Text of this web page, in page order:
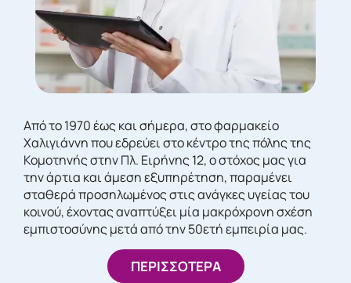
Από το 1970 έως και σήμερα, στο φαρμακείο
Χαλιγιάννη που εδρεύει στο κέντρο της πόλης της
Κομοτηνής στην Πλ. Ειρήνης 12, ο στόχος μας για
την άρτια και άμεση εξυπηρέτηση, παραμένει
σταθερά προσηλωμένος στις ανάγκες υγείας του
κοινού, έχοντας αναπτύξει μία μακρόχρονη σχέση
εμπιστοσύνης μετά από την 50ετή εμπειρία μας.
ΠΕΡΙΣΣΟΤΕΡΑ